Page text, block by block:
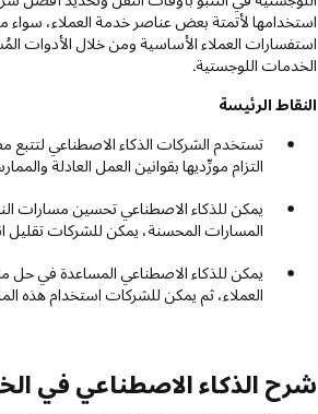
استخدامها لأتمتة بعض عناصر خدمة العملاء، سواء
استفسارات العملاء الأساسية ومن خلال الأدوات
الخدمات اللوجستية.
النقاط الرئيسة
تستخدم الشركات الذكاء الاصطناعي
التزام مورِّديها بقوانين العمل العادلة
يمكن للذكاء الاصطناعي تحسين مسارات
المسارات المحسنة، يمكن للشركات تقليل
يمكن للذكاء الاصطناعي المساعدة في حل
العملاء، ثم يمكن للشركات استخدام هذه
شرح الذكاء الاصطناعي في